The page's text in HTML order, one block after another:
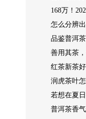
168万！
怎么分辨
品鉴普洱
善用其茶
红茶新茶
润虎茶叶
若想在夏
普洱茶香